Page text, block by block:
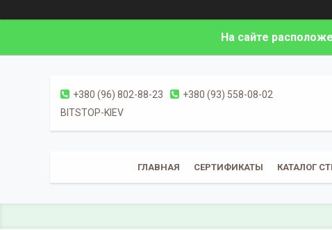
На сайте
+380 (96) 802-88-23
+380 (93) 558-08-02
BITSTOP-KIEV
ГЛАВНАЯ СЕРТИФИКАТЫ КАТАЛОГ